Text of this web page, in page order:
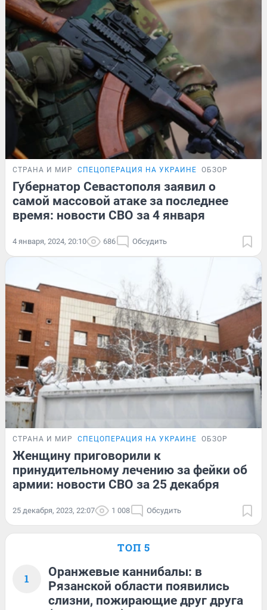
СТРАНА И МИР СПЕЦОПЕРАЦИЯ НА УКРАИНЕ ОБЗОР
Губернатор Севастополя заявил о
самой массовой атаке за последнее
время: новости СВО за 4 января
4 января, 2024, 20:10 686 Обсудить
СТРАНА И МИР СПЕЦОПЕРАЦИЯ НА УКРАИНЕ ОБЗОР
Женщину приговорили к
принудительному лечению за фейки об
армии: новости СВО за 25 декабря
25 декабря, 2023, 22:07 1 008 Обсудить
ТОП 5
1
Оранжевые каннибалы: в
Рязанской области появились
слизни, пожирающие друг друга